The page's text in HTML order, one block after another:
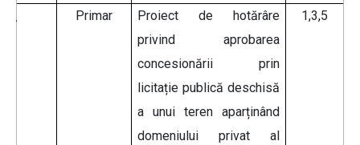
Primar
Proiect de hotărâre
privind aprobarea
concesionării prin
licitație publică deschisă
a unui teren aparținând
domeniului privat al
1,3,5